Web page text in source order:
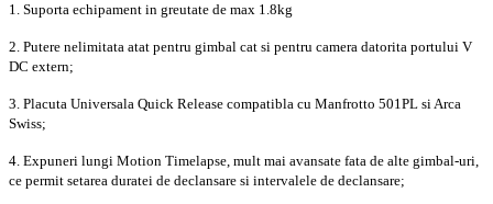
1. Suporta echipament in greutate de max 1.8kg
2. Putere nelimitata atat pentru gimbal cat si pentru camera datorita portului V
DC extern;
3. Placuta Universala Quick Release compatibla cu Manfrotto 501PL si Arca
Swiss;
4. Expuneri lungi Motion Timelapse, mult mai avansate fata de alte gimbal-uri,
ce permit setarea duratei de declansare si intervalele de declansare;